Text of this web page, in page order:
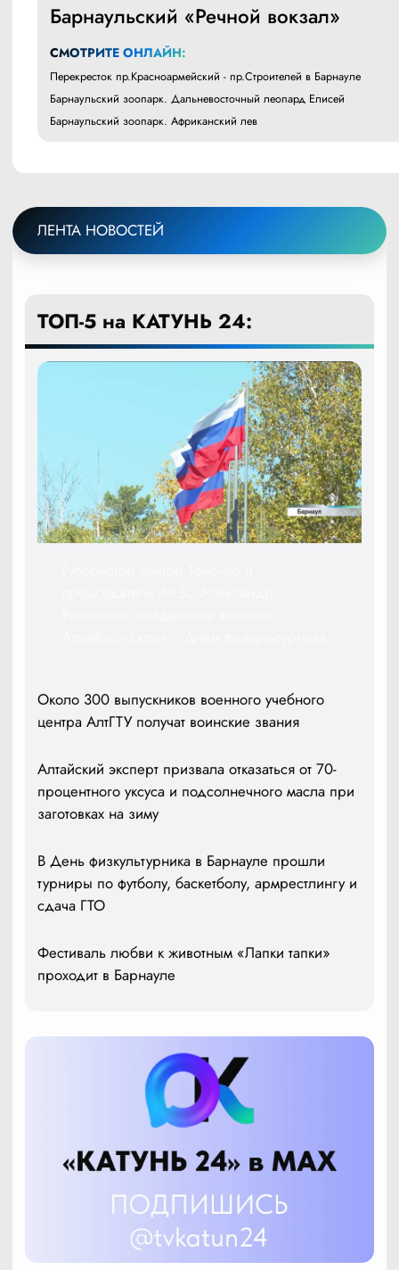
Барнаульский «Речной вокзал»
СМОТРИТЕ ОНЛАЙН:
Перекресток пр.Красноармейский - пр.Строителей в Барнауле
Барнаульский зоопарк. Дальневосточный леопард Елисей
Барнаульский зоопарк. Африканский лев
ЛЕНТА НОВОСТЕЙ
ТОП-5 на КАТУНЬ 24:
Около 300 выпускников военного учебного
центра АлтГТУ получат воинские звания
Алтайский эксперт призвала отказаться от 70-
процентного уксуса и подсолнечного масла при
заготовках на зиму
В День физкультурника в Барнауле прошли
турниры по футболу, баскетболу, армрестлингу и
сдача ГТО
Фестиваль любви к животным «Лапки тапки»
проходит в Барнауле